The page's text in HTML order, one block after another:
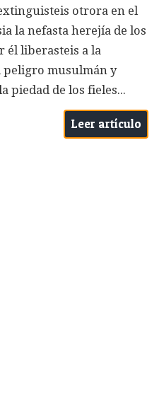
otrora en el
la nefasta herejía de los
él liberasteis a la
peligro musulmán y
piedad de los fieles...
Leer artículo